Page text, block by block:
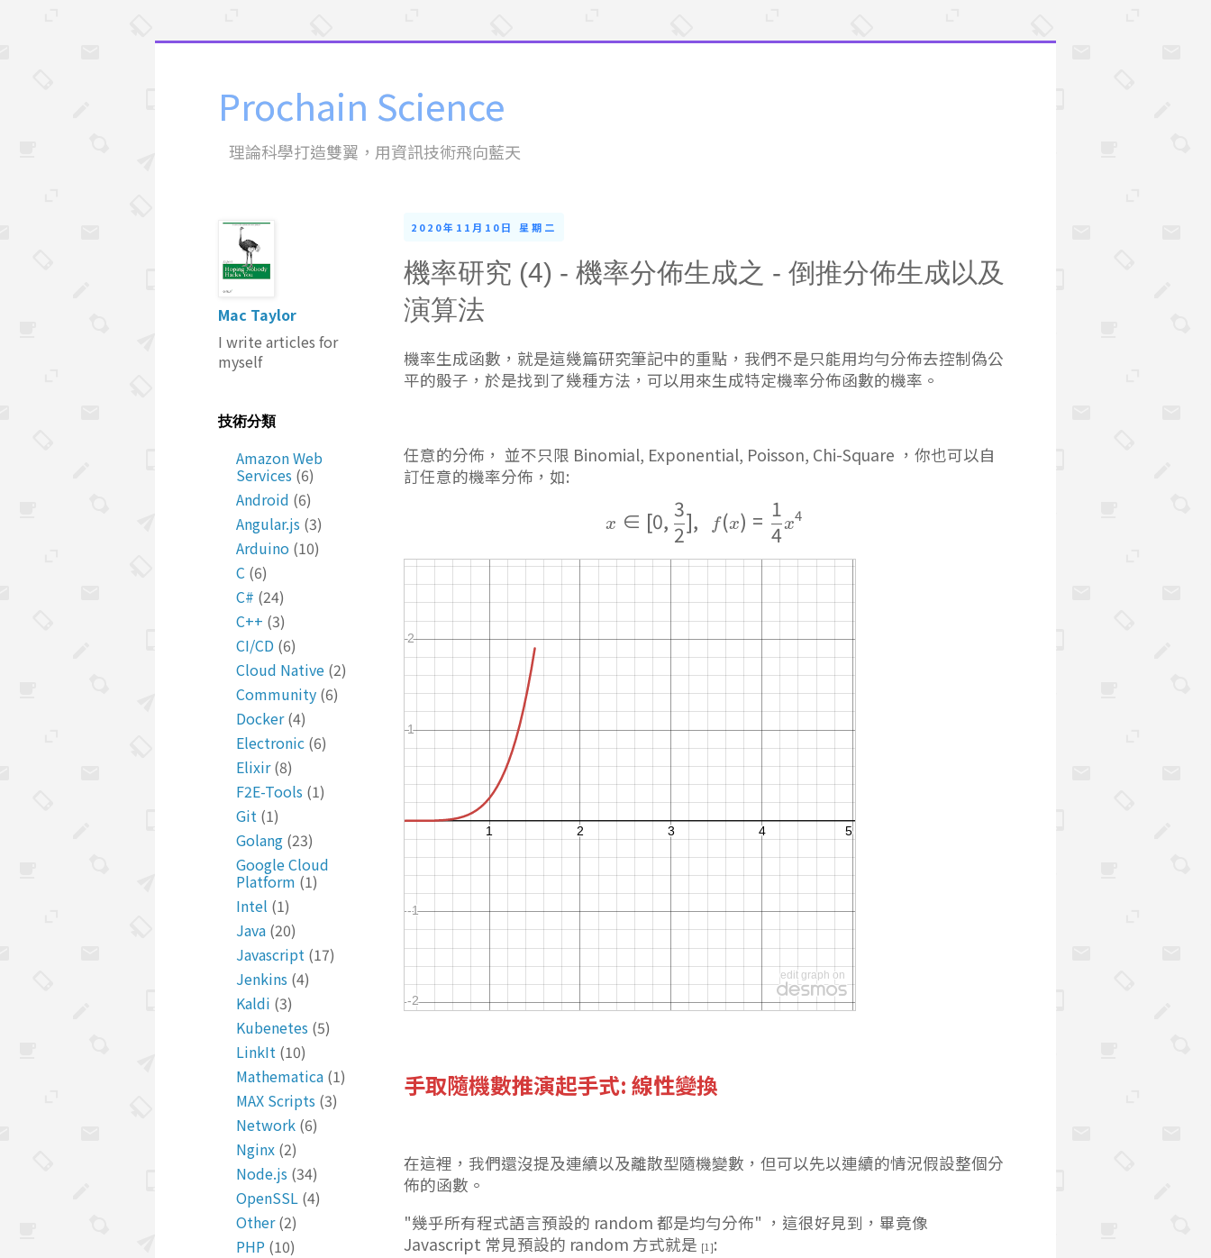
Prochain Science
理論科學打造雙翼，用資訊技術飛向藍天
2020年11月10日 星期二
機率研究 (4) - 機率分佈生成之 - 倒推分佈生成以及
演算法
機率生成函數，就是這幾篇研究筆記中的重點，我們不是只能用均勻分佈去控制偽公
平的骰子，於是找到了幾種方法，可以用來生成特定機率分佈函數的機率。
任意的分佈， 並不只限 Binomial, Exponential, Poisson, Chi-Square ，你也可以自
訂任意的機率分佈，如:
x \in [0, \frac{3}{2}] ,\space \space f(x) = \frac{1}{4}x^4
x ∈ [0, 2
3], f (x) = 4
1
x4
手取隨機數推演起手式: 線性變換
在這裡，我們還沒提及連續以及離散型隨機變數，但可以先以連續的情況假設整個分
佈的函數。
"幾乎所有程式語言預設的 random 都是均勻分佈" ，這很好見到，畢竟像
Javascript 常見預設的 random 方式就是 [1]:
Mac Taylor
I write articles for
myself
技術分類
Amazon Web
Services (6)
Android (6)
Angular.js (3)
Arduino (10)
C (6)
C# (24)
C++ (3)
CI/CD (6)
Cloud Native (2)
Community (6)
Docker (4)
Electronic (6)
Elixir (8)
F2E-Tools (1)
Git (1)
Golang (23)
Google Cloud
Platform (1)
Intel (1)
Java (20)
Javascript (17)
Jenkins (4)
Kaldi (3)
Kubenetes (5)
LinkIt (10)
Mathematica (1)
MAX Scripts (3)
Network (6)
Nginx (2)
Node.js (34)
OpenSSL (4)
Other (2)
PHP (10)